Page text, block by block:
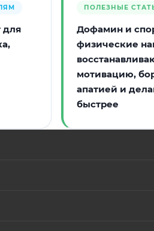
для
ПОЛЕЗНЫЕ
Дофамин и
физические
мотивацию,
апатией и
быстрее